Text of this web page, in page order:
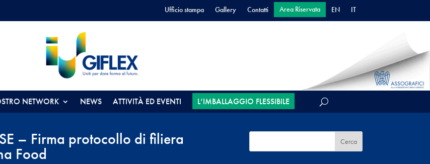
Ufficio stampa Gallery Contatti Area Riservata EN IT
NETWORK NEWS ATTIVITÀ ED EVENTI L’IMBALLAGGIO FLESSIBILE
– Firma protocollo di filiera
Food